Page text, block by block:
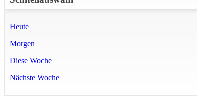
Heute
Morgen
Diese Woche
Nächste Woche